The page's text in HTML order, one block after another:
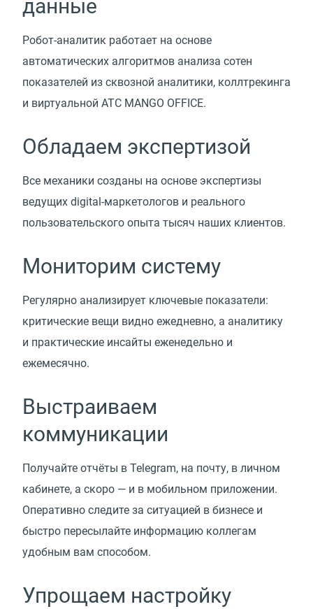
данные
Робот-аналитик работает на основе
автоматических алгоритмов анализа сотен
показателей из сквозной аналитики, коллтрекинга
и виртуальной АТС MANGO OFFICE.
Обладаем экспертизой
Все механики созданы на основе экспертизы
ведущих digital-маркетологов и реального
пользовательского опыта тысяч наших клиентов.
Мониторим систему
Регулярно анализирует ключевые показатели:
критические вещи видно ежедневно, а аналитику
и практические инсайты еженедельно и
ежемесячно.
Выстраиваем
коммуникации
Получайте отчёты в Telegram, на почту, в личном
кабинете, а скоро — и в мобильном приложении.
Оперативно следите за ситуацией в бизнесе и
быстро пересылайте информацию коллегам
удобным вам способом.
Упрощаем настройку